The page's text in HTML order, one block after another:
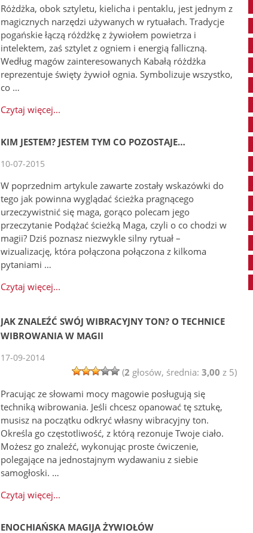
Różdżka, obok sztyletu, kielicha i pentaklu, jest jednym z
magicznych narzędzi używanych w rytuałach. Tradycje
pogańskie łączą różdżkę z żywiołem powietrza i
intelektem, zaś sztylet z ogniem i energią falliczną.
Według magów zainteresowanych Kabałą różdżka
reprezentuje święty żywioł ognia. Symbolizuje wszystko,
co …
Czytaj więcej...
KIM JESTEM? JESTEM TYM CO POZOSTAJE…
10-07-2015
W poprzednim artykule zawarte zostały wskazówki do
tego jak powinna wyglądać ścieżka pragnącego
urzeczywistnić się maga, gorąco polecam jego
przeczytanie Podążać ścieżką Maga, czyli o co chodzi w
magii? Dziś poznasz niezwykle silny rytuał –
wizualizację, która połączona połączona z kilkoma
pytaniami …
Czytaj więcej...
JAK ZNALEŹĆ SWÓJ WIBRACYJNY TON? O TECHNICE
WIBROWANIA W MAGII
17-09-2014
(2 głosów, średnia:3,00 z 5)
Pracując ze słowami mocy magowie posługują się
techniką wibrowania. Jeśli chcesz opanować tę sztukę,
musisz na początku odkryć własny wibracyjny ton.
Określa go częstotliwość, z którą rezonuje Twoje ciało.
Możesz go znaleźć, wykonując proste ćwiczenie,
polegające na jednostajnym wydawaniu z siebie
samogłoski. …
Czytaj więcej...
ENOCHIAŃSKA MAGIJA ŻYWIOŁÓW